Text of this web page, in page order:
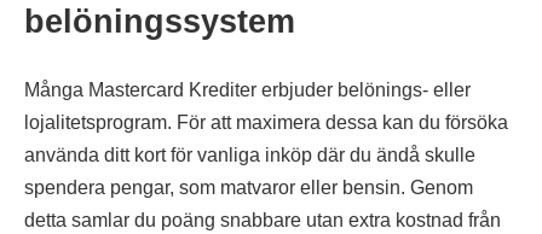
belöningssystem
Många Mastercard Krediter erbjuder belönings- eller
lojalitetsprogram. För att maximera dessa kan du försöka
använda ditt kort för vanliga inköp där du ändå skulle
spendera pengar, som matvaror eller bensin. Genom
detta samlar du poäng snabbare utan extra kostnad från